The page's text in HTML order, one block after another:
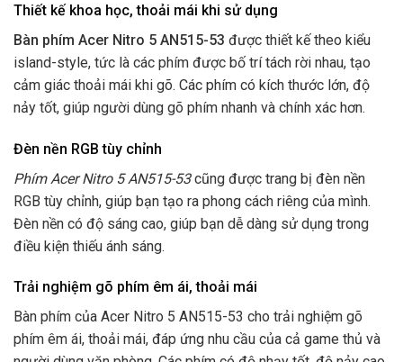
Thiết kế khoa học, thoải mái khi sử dụng
Bàn phím Acer Nitro 5 AN515-53 được thiết kế theo kiểu
island-style, tức là các phím được bố trí tách rời nhau, tạo
cảm giác thoải mái khi gõ. Các phím có kích thước lớn, độ
nảy tốt, giúp người dùng gõ phím nhanh và chính xác hơn.
Đèn nền RGB tùy chỉnh
Phím Acer Nitro 5 AN515-53cũng được trang bị đèn nền
RGB tùy chỉnh, giúp bạn tạo ra phong cách riêng của mình.
Đèn nền có độ sáng cao, giúp bạn dễ dàng sử dụng trong
điều kiện thiếu ánh sáng.
Trải nghiệm gõ phím êm ái, thoải mái
Bàn phím của Acer Nitro 5 AN515-53 cho trải nghiệm gõ
phím êm ái, thoải mái, đáp ứng nhu cầu của cả game thủ và